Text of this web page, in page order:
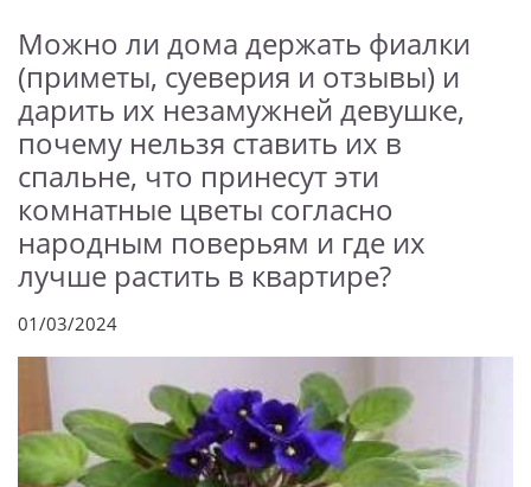
Можно ли дома держать фиалки
(приметы, суеверия и отзывы) и
дарить их незамужней девушке,
почему нельзя ставить их в
спальне, что принесут эти
комнатные цветы согласно
народным поверьям и где их
лучше растить в квартире?
01/03/2024